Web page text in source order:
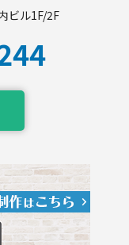
ビル1F/2F